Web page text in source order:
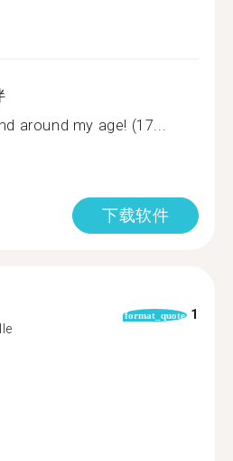
around my age! (17...
下载软件
format_quote 1